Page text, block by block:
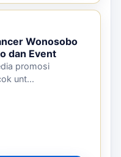
Wonosobo
dan Event
promosi
unt...